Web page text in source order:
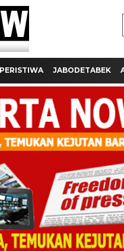
PERISTIWA JABODETABEK